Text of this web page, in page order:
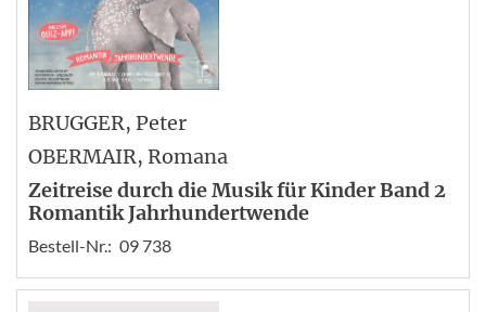
BRUGGER, Peter
OBERMAIR, Romana
Zeitreise durch die Musik für Kinder Band 2
Romantik Jahrhundertwende
Bestell-Nr.: 09 738